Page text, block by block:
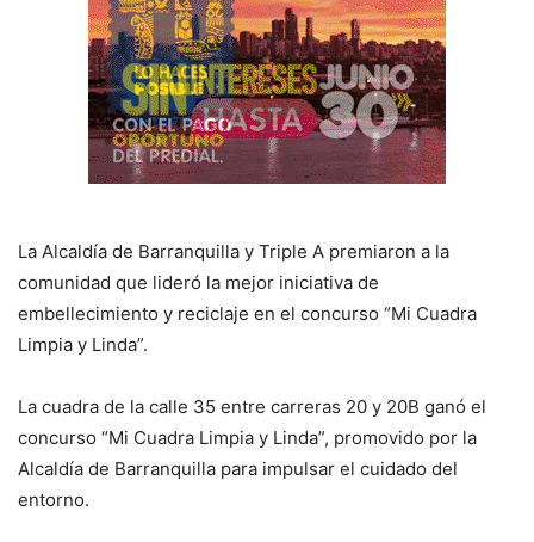
La Alcaldía de Barranquilla y Triple A premiaron a la
comunidad que lideró la mejor iniciativa de
embellecimiento y reciclaje en el concurso “Mi Cuadra
Limpia y Linda”.
La cuadra de la calle 35 entre carreras 20 y 20B ganó el
concurso “Mi Cuadra Limpia y Linda”, promovido por la
Alcaldía de Barranquilla para impulsar el cuidado del
entorno.